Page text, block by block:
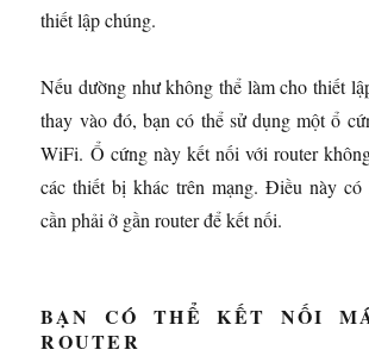
thiết lập chúng.
Nếu dường như không thể làm cho thiết
thay vào đó, bạn có thể sử dụng một ổ
WiFi. Ổ cứng này kết nối với router
các thiết bị khác trên mạng. Điều này
cần phải ở gần router để kết nối.
BẠN CÓ THỂ KẾT NỐI
ROUTER